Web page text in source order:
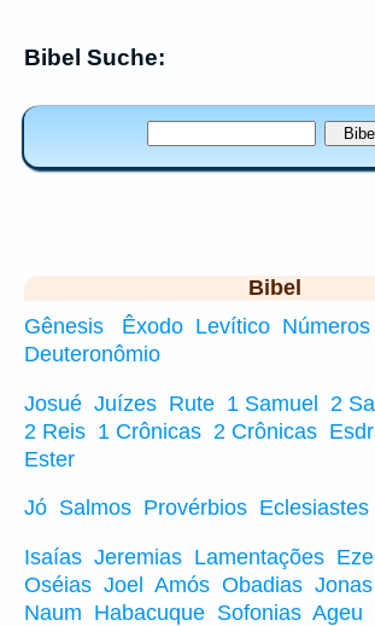
Bibel Suche:
Bibel
Gênesis
Êxodo Levítico Números
Deuteronômio
Josué Juízes Rute 1 Samuel 2
2 Reis 1 Crônicas 2 Crônicas
Ester
Jó Salmos Provérbios Eclesiastes
Isaías Jeremias Lamentações
Oséias Joel Amós Obadias Jonas
Naum Habacuque Sofonias Ageu